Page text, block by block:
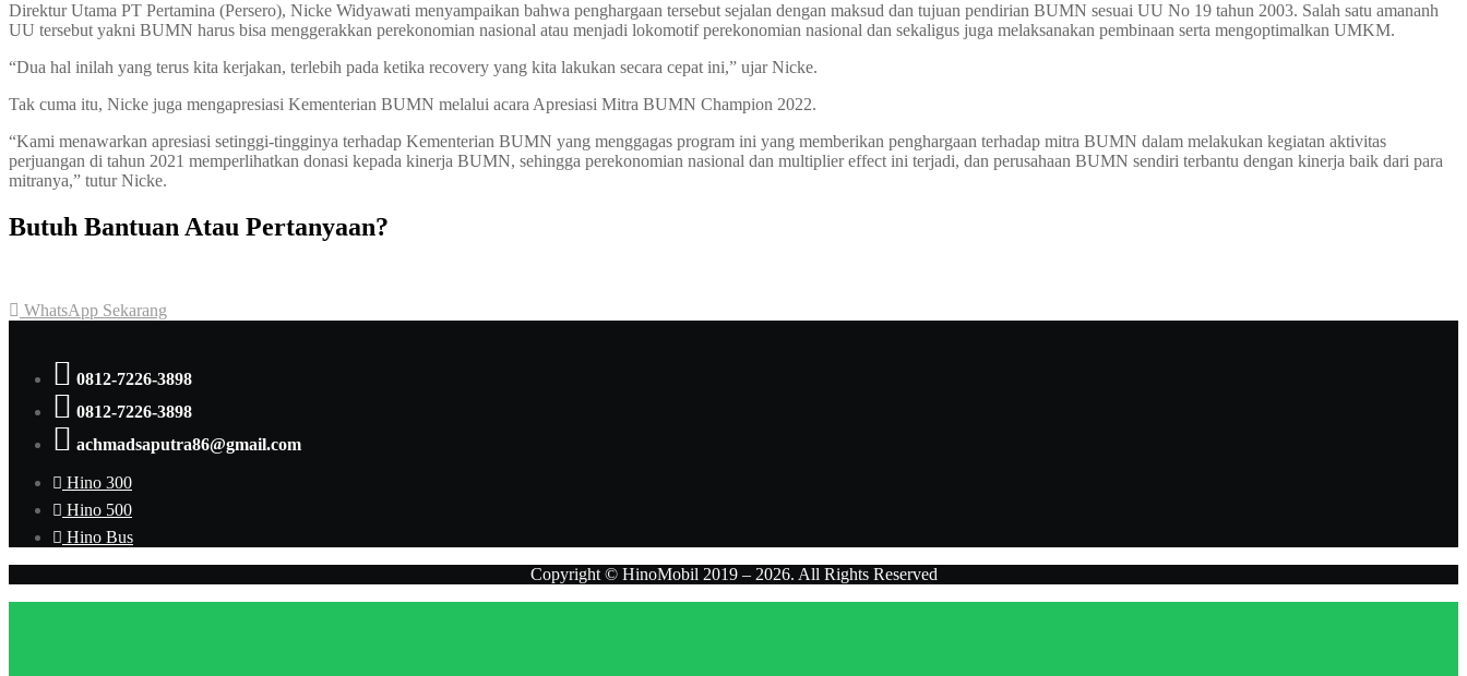
Direktur Utama PT Pertamina (Persero), Nicke Widyawati menyampaikan bahwa penghargaan tersebut sejalan dengan maksud dan tujuan pendirian BUMN sesuai UU No 19 tahun 2003. Salah satu amananh
UU tersebut yakni BUMN harus bisa menggerakkan perekonomian nasional atau menjadi lokomotif perekonomian nasional dan sekaligus juga melaksanakan pembinaan serta mengoptimalkan UMKM.
“Dua hal inilah yang terus kita kerjakan, terlebih pada ketika recovery yang kita lakukan secara cepat ini,” ujar Nicke.
Tak cuma itu, Nicke juga mengapresiasi Kementerian BUMN melalui acara Apresiasi Mitra BUMN Champion 2022.
“Kami menawarkan apresiasi setinggi-tingginya terhadap Kementerian BUMN yang menggagas program ini yang memberikan penghargaan terhadap mitra BUMN dalam melakukan kegiatan aktivitas
perjuangan di tahun 2021 memperlihatkan donasi kepada kinerja BUMN, sehingga perekonomian nasional dan multiplier effect ini terjadi, dan perusahaan BUMN sendiri terbantu dengan kinerja baik dari para
mitranya,” tutur Nicke.
Butuh Bantuan Atau Pertanyaan?
WhatsApp Sekarang
0812-7226-3898
0812-7226-3898
achmadsaputra86@gmail.com
Hino 300
Hino 500
Hino Bus
Copyright © HinoMobil 2019 – 2026. All Rights Reserved